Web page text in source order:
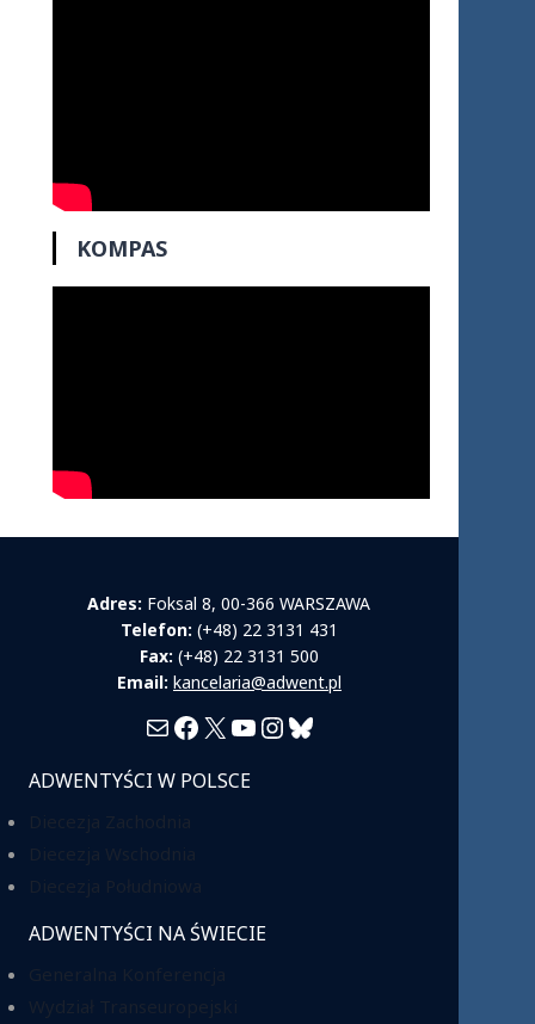
KOMPAS
Adres: Foksal 8, 00-366 WARSZAWA
Telefon: (+48) 22 3131 431
Fax: (+48) 22 3131 500
Email: kancelaria@adwent.pl
MailFacebook
X YouTube
Instagram
Bluesky
ADWENTYŚCI W POLSCE
ADWENTYŚCI NA ŚWIECIE